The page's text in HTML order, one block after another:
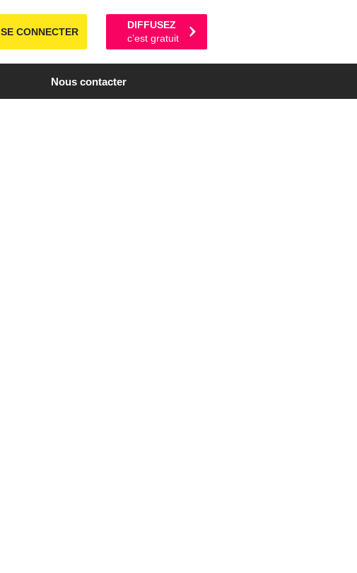
SE CONNECTER
DIFFUSEZ
c’est gratuit
Nous contacter